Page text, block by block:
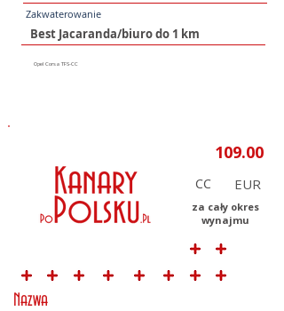
Zakwaterowanie
CC
za cały okres
wynajmu
Nazwa